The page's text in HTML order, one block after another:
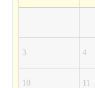
3 4
10 11